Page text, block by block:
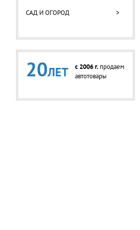
САД И ОГОРОД >
20ЛЕТ c 2006 г. продаем
автотовары